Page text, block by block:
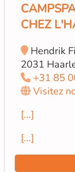
CHEZ
Hendrik
2031
+31 85
Visitez
[...]
[...]